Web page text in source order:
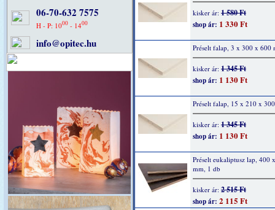
06-70-632 7575
H - P: 1000- 1400
info@opitec.hu
kisker ár: 1 580 Ft
shop ár: 1 330 Ft
Préselt falap, 3 x 300 x 600
kisker ár: 1 345 Ft
shop ár: 1 130 Ft
Préselt falap, 15 x 210 x
kisker ár: 1 345 Ft
shop ár: 1 130 Ft
Préselt eukaliptusz lap, 400
mm, 1 db
kisker ár: 2 515 Ft
shop ár: 2 115 Ft